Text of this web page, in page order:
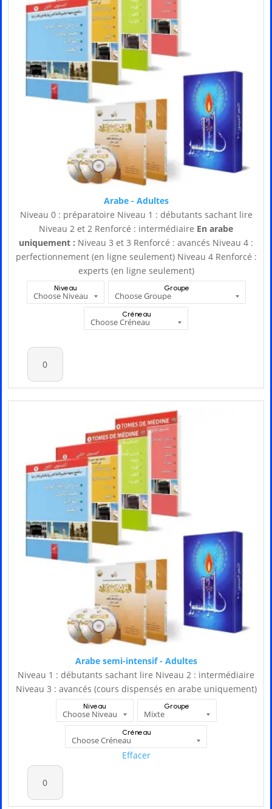
Arabe - Adultes
Niveau 0 : préparatoire Niveau 1 : débutants sachant lire
Niveau 2 et 2 Renforcé : intermédiaire En arabe
uniquement : Niveau 3 et 3 Renforcé : avancés Niveau 4 :
perfectionnement (en ligne seulement) Niveau 4 Renforcé :
experts (en ligne seulement)
Niveau Groupe
Créneau
Arabe semi-intensif - Adultes
Niveau 1 : débutants sachant lire Niveau 2 : intermédiaire
Niveau 3 : avancés (cours dispensés en arabe uniquement)
Niveau Groupe
Créneau
Effacer